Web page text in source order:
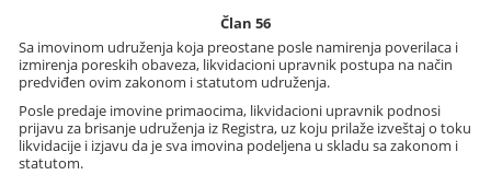
Član 56
Sa imovinom udruženja koja preostane posle namirenja poverilaca i
izmirenja poreskih obaveza, likvidacioni upravnik postupa na način
predviđen ovim zakonom i statutom udruženja.
Posle predaje imovine primaocima, likvidacioni upravnik podnosi
prijavu za brisanje udruženja iz Registra, uz koju prilaže izveštaj o toku
likvidacije i izjavu da je sva imovina podeljena u skladu sa zakonom i
statutom.